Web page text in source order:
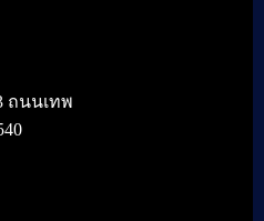
ถนนเทพ